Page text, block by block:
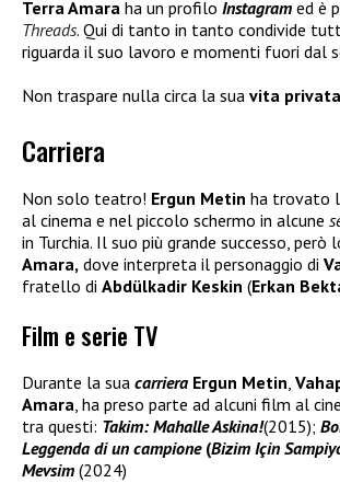
Terra Amara ha un profilo Instagram ed è
Threads. Qui di tanto in tanto condivide
riguarda il suo lavoro e momenti fuori dal
Non traspare nulla circa la sua vita
Carriera
Non solo teatro! Ergun Metin ha trovato
al cinema e nel piccolo schermo in alcune
in Turchia. Il suo più grande successo, però
Amara, dove interpreta il personaggio di
fratello di Abdülkadir Keskin (Erkan
Film e serie TV
Durante la sua carriera Ergun Metin,
Amara, ha preso parte ad alcuni film al
tra questi: Takim: Mahalle Askina!(2015);
Leggenda di un campione(Bizim Için
Mevsim (2024)